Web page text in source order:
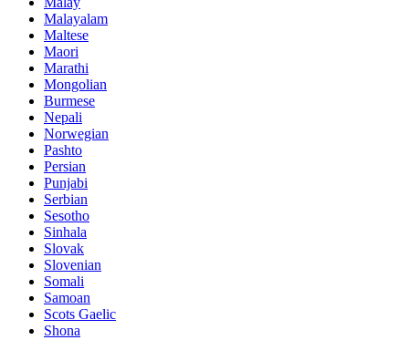
Malayalam
Maltese
Maori
Marathi
Mongolian
Burmese
Nepali
Norwegian
Pashto
Persian
Punjabi
Serbian
Sesotho
Sinhala
Slovak
Slovenian
Somali
Samoan
Scots Gaelic
Shona